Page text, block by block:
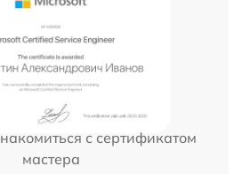
с сертификатом
мастера